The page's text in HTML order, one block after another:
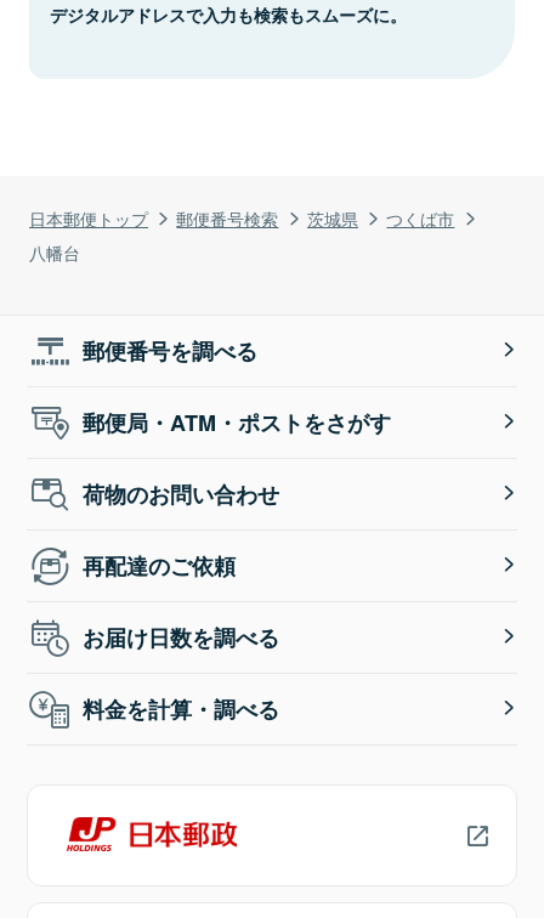
日本郵便トップ 郵便番号検索 茨城県
つくば市
八幡台
デジタルアドレスで入力も検索もスムーズに。
郵便番号を調べる
郵便局・ATM・ポストをさがす
荷物のお問い合わせ
再配達のご依頼
お届け日数を調べる
料金を計算・調べる